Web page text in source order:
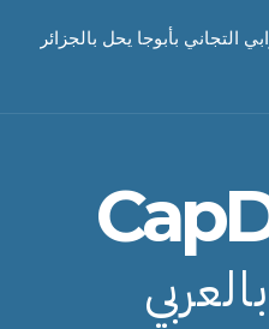
التجاني بأبوجا يحل بالجزائر
بالعربي